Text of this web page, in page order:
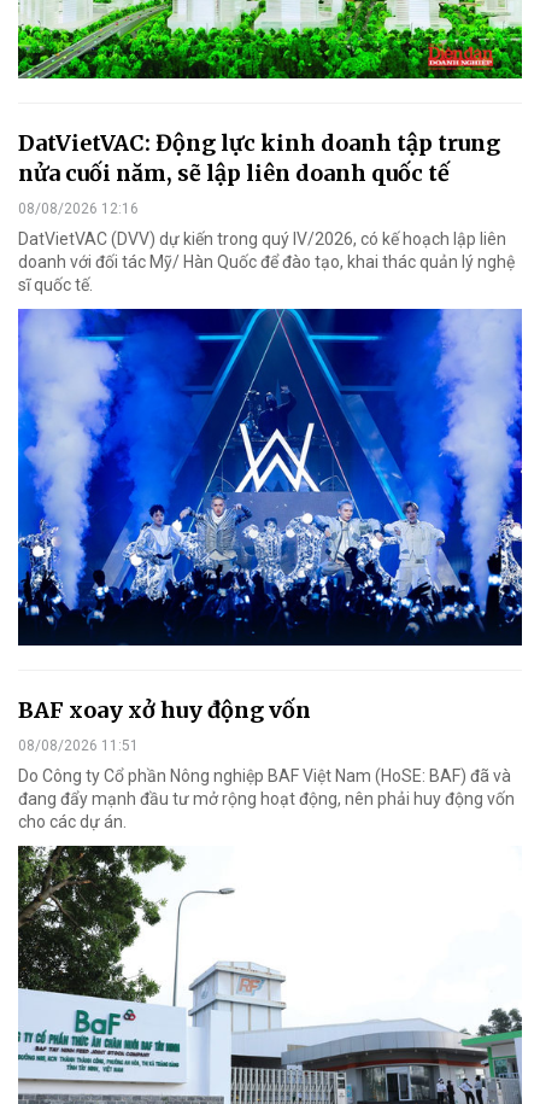
DatVietVAC: Động lực kinh doanh tập trung
nửa cuối năm, sẽ lập liên doanh quốc tế
08/08/2026 12:16
DatVietVAC (DVV) dự kiến trong quý IV/2026, có kế hoạch lập liên
doanh với đối tác Mỹ/ Hàn Quốc để đào tạo, khai thác quản lý nghệ
sĩ quốc tế.
BAF xoay xở huy động vốn
08/08/2026 11:51
Do Công ty Cổ phần Nông nghiệp BAF Việt Nam (HoSE: BAF) đã và
đang đẩy mạnh đầu tư mở rộng hoạt động, nên phải huy động vốn
cho các dự án.